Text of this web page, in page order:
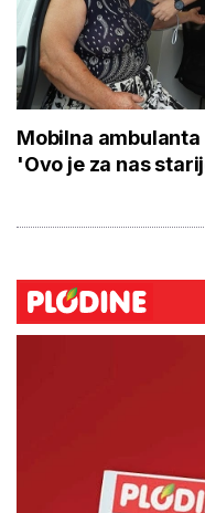
Mobilna
'Ovo je za nas